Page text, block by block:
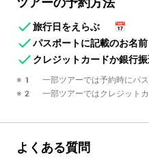
旅行日をえらぶ
📅
パスポートに記載のお名
クレジットカードか銀行
※1 一部ツアーでは予約時にパス
※2 一部ツアーではクレジットカ
よくある質問